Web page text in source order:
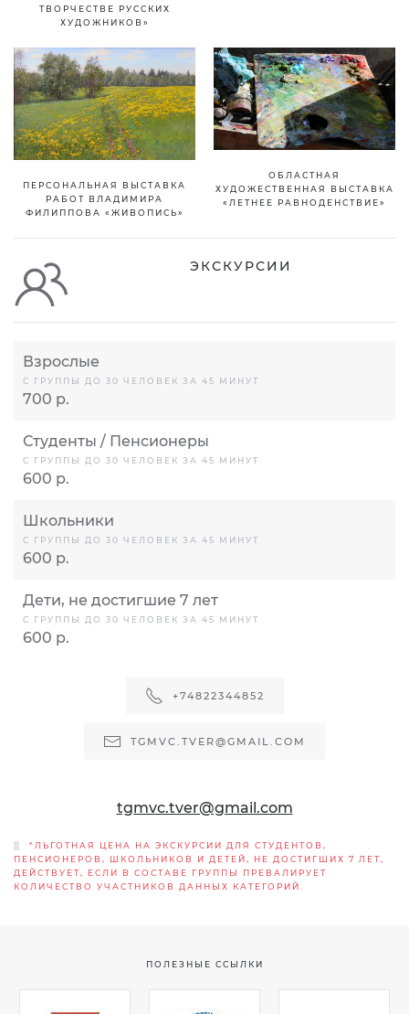
ТВОРЧЕСТВЕ РУССКИХ
ХУДОЖНИКОВ»
ПЕРСОНАЛЬНАЯ ВЫСТАВКА
РАБОТ ВЛАДИМИРА
ФИЛИППОВА «ЖИВОПИСЬ»
ОБЛАСТНАЯ
ХУДОЖЕСТВЕННАЯ ВЫСТАВКА
«ЛЕТНЕЕ РАВНОДЕНСТВИЕ»
ЭКСКУРСИИ
Взрослые
С ГРУППЫ ДО 30 ЧЕЛОВЕК ЗА 45 МИНУТ
700 р.
Студенты / Пенсионеры
С ГРУППЫ ДО 30 ЧЕЛОВЕК ЗА 45 МИНУТ
600 р.
Школьники
С ГРУППЫ ДО 30 ЧЕЛОВЕК ЗА 45 МИНУТ
600 р.
Дети, не достигшие 7 лет
С ГРУППЫ ДО 30 ЧЕЛОВЕК ЗА 45 МИНУТ
600 р.
+74822344852
TGMVC.TVER@GMAIL.COM
tgmvc.tver@gmail.com
*ЛЬГОТНАЯ ЦЕНА НА ЭКСКУРСИИ ДЛЯ СТУДЕНТОВ,
ПЕНСИОНЕРОВ, ШКОЛЬНИКОВ И ДЕТЕЙ, НЕ ДОСТИГШИХ 7 ЛЕТ,
ДЕЙСТВУЕТ, ЕСЛИ В СОСТАВЕ ГРУППЫ ПРЕВАЛИРУЕТ
КОЛИЧЕСТВО УЧАСТНИКОВ ДАННЫХ КАТЕГОРИЙ.
ПОЛЕЗНЫЕ ССЫЛКИ